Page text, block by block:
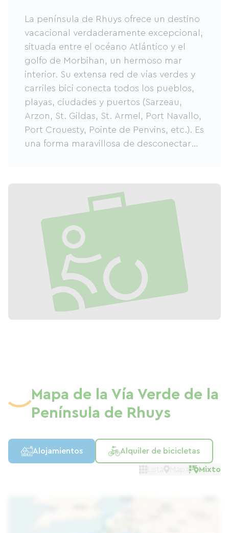
La península de Rhuys ofrece un destino
vacacional verdaderamente excepcional,
situada entre el océano Atlántico y el
golfo de Morbihan, un hermoso mar
interior. Su extensa red de vías verdes y
carriles bici conecta todos los pueblos,
playas, ciudades y puertos (Sarzeau,
Arzon, St. Gildas, St. Armel, Port Navallo,
Port Crouesty, Pointe de Penvins, etc.). Es
una forma maravillosa de desconectar
Mapa de la Vía Verde de la
Península de Rhuys
Alojamientos Alquiler de bicicletas
Mixto